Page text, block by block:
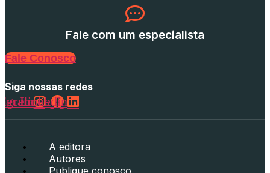
Fale com um especialista
Fale Conosco
Siga nossas redes
Linkedin
A editora
Autores
Publique conosco